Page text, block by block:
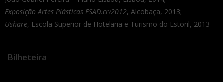
Exposição Artes Plásticas ESAD.cr/2012, Alcobaça, 2013;
Ushare, Escola Superior de Hotelaria e Turismo do Estoril, 2013
Bilheteira